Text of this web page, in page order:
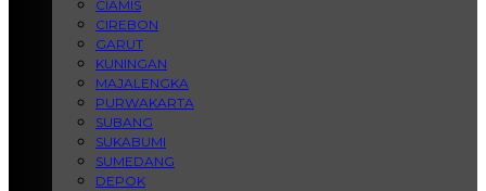
CIAMIS
CIREBON
GARUT
KUNINGAN
MAJALENGKA
PURWAKARTA
SUBANG
SUKABUMI
SUMEDANG
DEPOK